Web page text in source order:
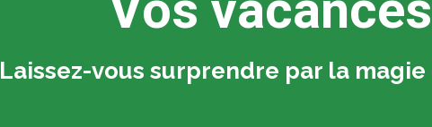
Laissez-vous surprendre par la